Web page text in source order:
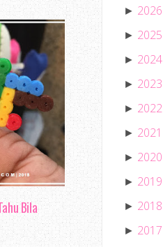
Bila
► 2026
► 2025
► 2024
► 2023
► 2022
► 2021
► 2020
► 2019
► 2018
► 2017